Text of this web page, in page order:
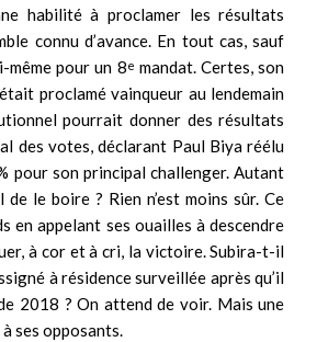
habilité à proclamer les résultats
connu d’avance. En tout cas, sauf
même pour un 8e mandat. Certes, son
proclamé vainqueur au lendemain
pourrait donner des résultats
des votes, déclarant Paul Biya réélu
pour son principal challenger. Autant
le boire ? Rien n’est moins sûr. Ce
en appelant ses ouailles à descendre
à cor et à cri, la victoire. Subira-t-il
à résidence surveillée après qu’il
2018 ? On attend de voir. Mais une
ses opposants.